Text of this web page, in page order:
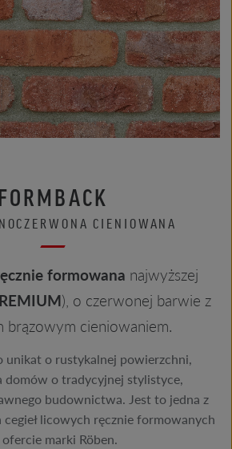
CIENIOWANA
formowana najwyższej
), o czerwonej barwie z
brązowym cieniowaniem.
unikat o rustykalnej powierzchni,
domów o tradycyjnej stylistyce,
budownictwa. Jest to jedna z
licowych ręcznie formowanych
marki Röben.